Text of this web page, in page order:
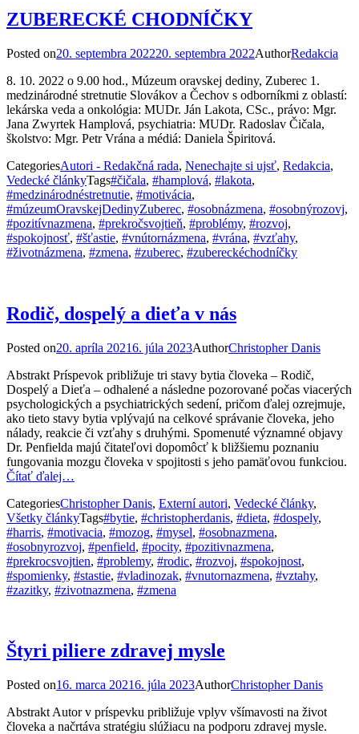
ZUBERECKÉ CHODNÍČKY
Posted on20. septembra 202220. septembra 2022AuthorRedakcia
8. 10. 2022 o 9.00 hod., Múzeum oravskej dediny, Zuberec 1.
medzinárodné stretnutie Slovákov a Čechov s odborníkmi z oblastí:
lekárska veda a onkológia: MUDr. Ján Lakota, CSc., právo: Mgr.
Jana Zwyrtek Hamplová, psychiatria: MUDr. Radoslav Čičala,
školstvo: Mgr. Petr Vrána a médiá: Daniela Špiritová.
CategoriesAutori - Redakčná rada, Nenechajte si ujsť, Redakcia,
Vedecké článkyTags#čičala, #hamplová, #lakota,
#medzinárodnéstretnutie, #motivácia,
#múzeumOravskejDedinyZuberec, #osobnázmena, #osobnýrozovj,
#pozitívnazmena, #prekročsvojtieň, #problémy, #rozvoj,
#spokojnosť, #šťastie, #vnútornázmena, #vrána, #vzťahy,
#životnázmena, #zmena, #zuberec, #zubereckéchodníčky
Rodič, dospelý a dieťa v nás
Posted on20. apríla 20216. júla 2023AuthorChristopher Danis
Abstrakt Príspevok približuje tri stavy bytia človeka – Rodič,
Dospelý a Dieťa – odhalené a následne pozorované počas viacerých
psychologických a psychiatrických sedení, pričom ďalej ozrejmuje,
ako tieto stavy bytia vplývajú na celkové správanie človeka, jeho
nálady, reakcie či vzťahy s druhými. Spomenuté významné objavy
Dr. Penfielda majú čitateľovi dopomôcť k bližšiemu poznaniu
fungovania mozgu človeka v spojitosti s jeho pamäťovou funkciou.
Čítať ďalej…
CategoriesChristopher Danis, Externí autori, Vedecké články,
Všetky článkyTags#bytie, #christopherdanis, #dieta, #dospely,
#harris, #motivacia, #mozog, #mysel, #osobnazmena,
#osobnyrozvoj, #penfield, #pocity, #pozitivnazmena,
#prekrocsvojtien, #problemy, #rodic, #rozvoj, #spokojnost,
#spomienky, #stastie, #vladinozak, #vnutornazmena, #vztahy,
#zazitky, #zivotnazmena, #zmena
Štyri piliere zdravej mysle
Posted on16. marca 20216. júla 2023AuthorChristopher Danis
Abstrakt Autor v príspevku približuje vplyv všímavosti na život
človeka a načrtáva stratégiu slúžiacu na podporu zdravej mysle.